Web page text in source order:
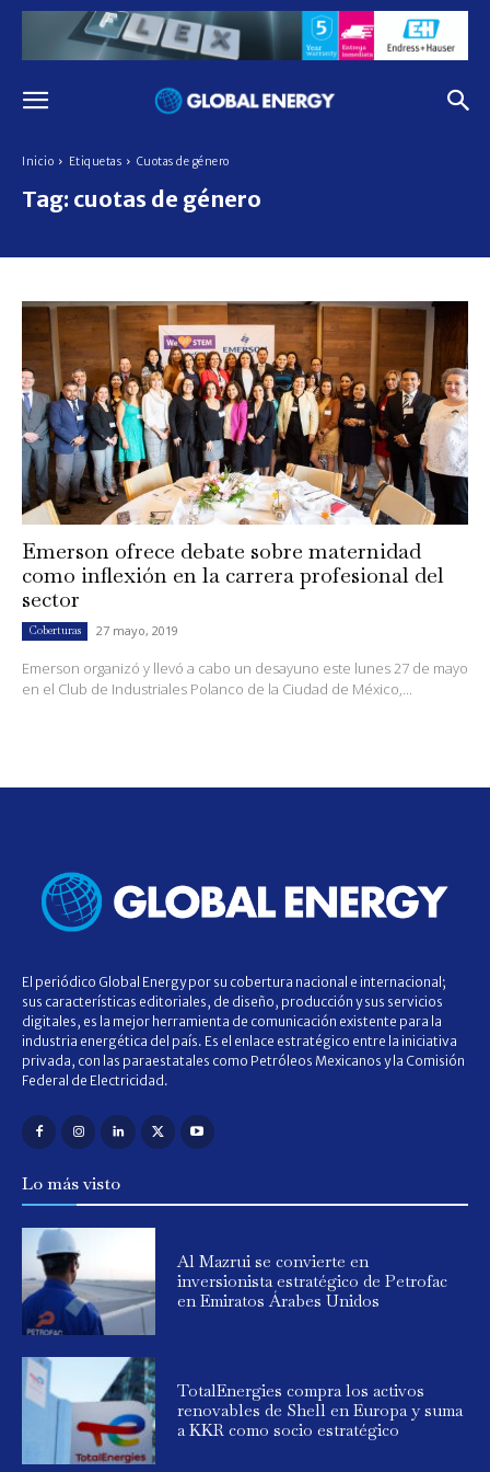
Inicio Etiquetas Cuotas de género
Tag: cuotas de género
Emerson ofrece debate sobre maternidad
como inflexión en la carrera profesional del
sector
Coberturas 27 mayo, 2019
Emerson organizó y llevó a cabo un desayuno este lunes 27 de mayo
en el Club de Industriales Polanco de la Ciudad de México,...
El periódico Global Energy por su cobertura nacional e internacional;
sus características editoriales, de diseño, producción y sus servicios
digitales, es la mejor herramienta de comunicación existente para la
industria energética del país. Es el enlace estratégico entre la iniciativa
privada, con las paraestatales como Petróleos Mexicanos y la Comisión
Federal de Electricidad.
Lo más visto
Al Mazrui se convierte en
inversionista estratégico de Petrofac
en Emiratos Árabes Unidos
TotalEnergies compra los activos
renovables de Shell en Europa y suma
a KKR como socio estratégico